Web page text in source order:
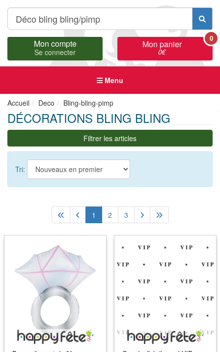
Mon compte
Se connecter
Mon panier
0€
0
Menu
Accueil Deco Bling-bling-pimp
DÉCORATIONS BLING BLING
Filtrer les articles
Tri:
1 2 3